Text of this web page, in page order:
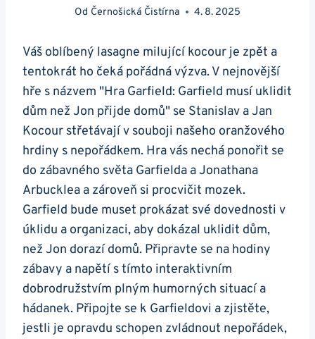
Od Černošická Čistírna 4. 8. 2025
Váš oblíbený lasagne milující kocour je zpět a
tentokrát ho čeká pořádná výzva. V nejnovější
hře s názvem "Hra Garfield: Garfield musí uklidit
dům než Jon přijde domů" se Stanislav a Jan
Kocour střetávají v souboji našeho oranžového
hrdiny s nepořádkem. Hra vás nechá ponořit se
do zábavného světa Garfielda a Jonathana
Arbucklea a zároveň si procvičit mozek.
Garfield bude muset prokázat své dovednosti v
úklidu a organizaci, aby dokázal uklidit dům,
než Jon dorazí domů. Připravte se na hodiny
zábavy a napětí s tímto interaktivním
dobrodružstvím plným humorných situací a
hádanek. Připojte se k Garfieldovi a zjistěte,
jestli je opravdu schopen zvládnout nepořádek,